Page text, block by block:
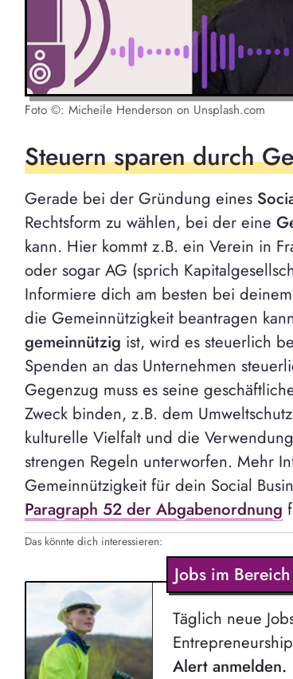
Foto ©: Micheile Henderson on Unsplash.com
Steuern sparen durch
Gerade bei der Gründung eines
Rechtsform zu wählen, bei der eine
kann. Hier kommt z.B. ein Verein in
oder sogar AG (sprich
Informiere dich am besten bei
die Gemeinnützigkeit beantragen
gemeinnützig ist, wird es steuerlich
Spenden an das Unternehmen
Gegenzug muss es seine
Zweck binden, z.B. dem
kulturelle Vielfalt und die
strengen Regeln unterworfen. Mehr
Gemeinnützigkeit für dein Social
Paragraph 52 der Abgabenordnung
Das könnte dich interessieren:
Jobs im
Täglich neue
Alert anmelden.